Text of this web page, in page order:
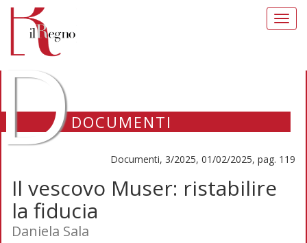
DOCUMENTI
Documenti, 3/2025, 01/02/2025, pag. 119
Il vescovo Muser: ristabilire
la fiducia
Daniela Sala